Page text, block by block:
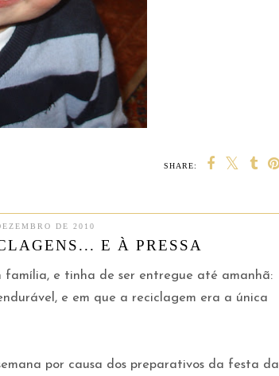
SHARE:
DE 2010
E À PRESSA
e tinha de ser entregue até amanhã:
e em que a reciclagem era a única
por causa dos preparativos da festa da